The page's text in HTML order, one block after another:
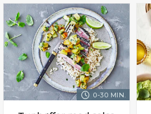
0-30 MIN.